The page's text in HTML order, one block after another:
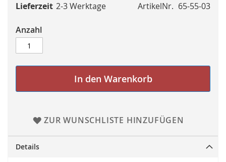
ArtikelNr. 65-55-03
Lieferzeit 2-3 Werktage
Anzahl
In den Warenkorb
ZUR WUNSCHLISTE HINZUFÜGEN
Details